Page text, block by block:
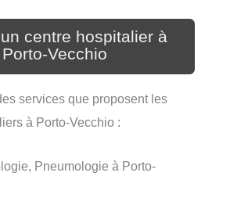
centre hospitalier à
Porto-Vecchio
services que proposent les
à Porto-Vecchio :
Pneumologie à Porto-